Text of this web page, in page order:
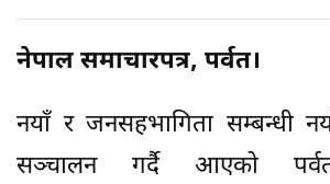
नेपाल समाचारपत्र, पर्वत।
नयाँ र जनसहभागिता सम्बन्धी
सञ्चालन गर्दै आएको